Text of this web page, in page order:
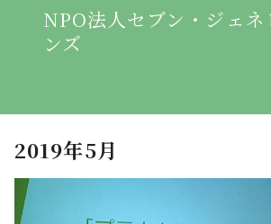
NPO法人セブン・ジェネ
ンズ
2019年5月